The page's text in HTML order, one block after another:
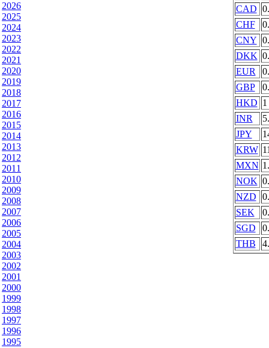
2026
2025
2024
2023
2022
2021
2020
2019
2018
2017
2016
2015
2014
2013
2012
2011
2010
2009
2008
2007
2006
2005
2004
2003
2002
2001
2000
1999
1998
1997
1996
1995
CAD
CHF
CNY
DKK
EUR
GBP
HKD 1
INR
JPY
KRW
MXN
NOK
NZD
SEK
SGD
THB